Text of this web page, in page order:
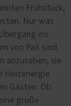
Frühstück,
Nur was
ins
von PaX sind
anzusehen, sie
Heizenergie
Gästen. Ob
große